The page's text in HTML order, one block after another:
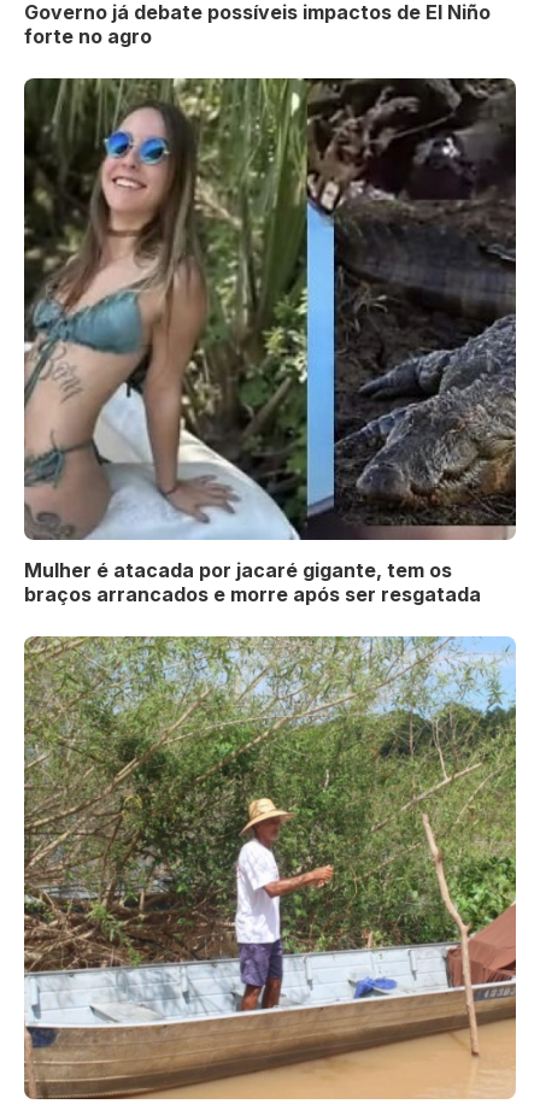
Governo já debate possíveis impactos de El Niño
forte no agro
Mulher é atacada por jacaré gigante, tem os
braços arrancados e morre após ser resgatada